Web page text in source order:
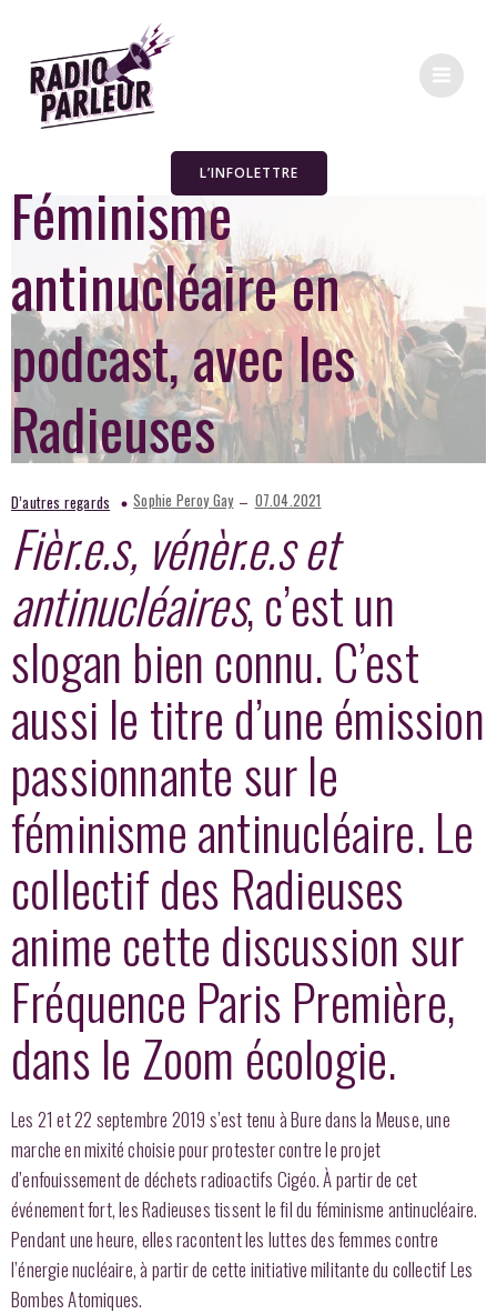
L’INFOLETTRE
Féminisme
antinucléaire en
podcast, avec les
Radieuses
D’autres regards Sophie Peroy Gay – 07.04.2021
Fièr.e.s, vénèr.e.s et
antinucléaires, c’est un
slogan bien connu. C’est
aussi le titre d’une émission
passionnante sur le
féminisme antinucléaire. Le
collectif des Radieuses
anime cette discussion sur
Fréquence Paris Première,
dans le Zoom écologie.
Les 21 et 22 septembre 2019 s’est tenu à Bure dans la Meuse, une
marche en mixité choisie pour protester contre le projet
d’enfouissement de déchets radioactifs Cigéo. À partir de cet
événement fort, les Radieuses tissent le fil du féminisme antinucléaire.
Pendant une heure, elles racontent les luttes des femmes contre
l’énergie nucléaire, à partir de cette initiative militante du collectif Les
Bombes Atomiques.